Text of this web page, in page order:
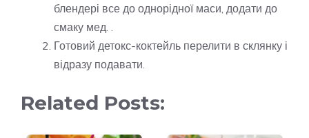
блендері все до однорідної маси, додати до
смаку мед. .
Готовий детокс-коктейль перелити в склянку і
відразу подавати.
Related Posts: